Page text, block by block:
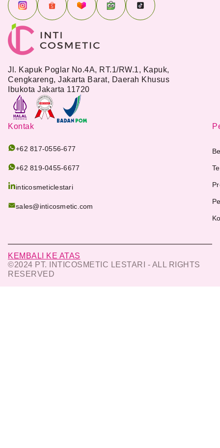
Jl. Kapuk Poglar No.4A, RT.1/RW.1, Kapuk,
Cengkareng, Jakarta Barat, Daerah Khusus
Ibukota Jakarta 11720
Kontak
+62 817-0556-677
+62 819-0455-6677
inticosmeticlestari
sales@inticosmetic.com
KEMBALI KE ATAS
©2024 PT. INTICOSMETIC LESTARI - ALL RIGHTS
RESERVED